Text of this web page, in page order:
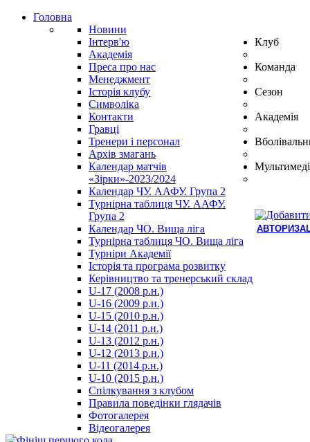
Головна
Новини
Інтерв'ю
Академія
Преса про нас
Клуб
Менеджмент
Історія клубу
Символіка
Контакти
Команда
Гравці
Тренери і персонал
Архів змагань
Сезон
Календар матчів
«Зірки»-2023/2024
Календар ЧУ. ААФУ. Група 2
Турнірна таблиця ЧУ. ААФУ.
Група 2
Календар ЧО. Вища ліга
Турнірна таблиця ЧО. Вища ліга
Академія
Турніри Академії
Історія та програма розвитку
Керівництво та тренерський склад
U-17 (2008 р.н.)
U-16 (2009 р.н.)
U-15 (2010 р.н.)
U-14 (2011 р.н.)
U-13 (2012 р.н.)
U-12 (2013 р.н.)
U-11 (2014 р.н.)
U-10 (2015 р.н.)
Спілкування з клубом
Правила поведінки глядачів
Фотогалерея
Відеогалерея